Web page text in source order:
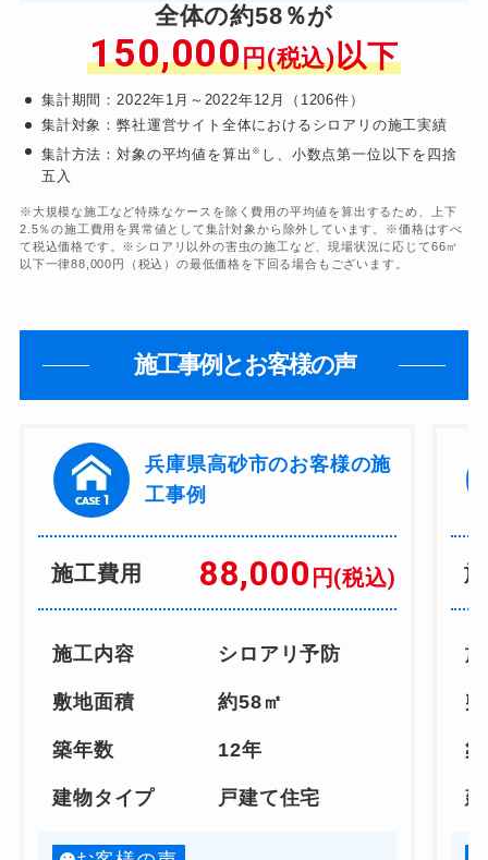
全体の約58％が
150,000円(税込)以下
集計期間：2022年1月～2022年12月（1206件）
集計対象：弊社運営サイト全体におけるシロアリの施工実績
集計方法：対象の平均値を算出 ※ し、小数点第一位以下を四捨
五入
※大規模な施工など特殊なケースを除く費用の平均値を算出するため、上下
2.5％の施工費用を異常値として集計対象から除外しています。※価格はすべ
て税込価格です。※シロアリ以外の害虫の施工など、現場状況に応じて66㎡
以下一律88,000円（税込）の最低価格を下回る場合もございます。
施工事例とお客様の声
兵庫県高砂市のお客様の施
工事例
施工費用 88,000 円(税込)
施工内容 シロアリ予防
敷地面積 約58㎡
築年数 12年
建物タイプ 戸建て住宅